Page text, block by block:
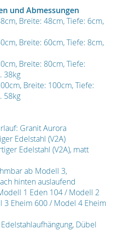
und Abmessungen
Breite: 48cm, Tiefe: 6cm,
Breite: 60cm, Tiefe: 8cm,
Breite: 80cm, Tiefe:
38kg
Breite: 100cm, Tiefe:
58kg
Granit Aurora
Edelstahl (V2A)
Edelstahl (V2A), matt
ab Modell 3,
hinten auslaufend
1 Eden 104 / Modell 2
3 Eheim 600 / Model 4 Eheim
Dübel